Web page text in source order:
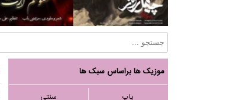
موزیک ها براساس سبک ها
پاپ
سنتی